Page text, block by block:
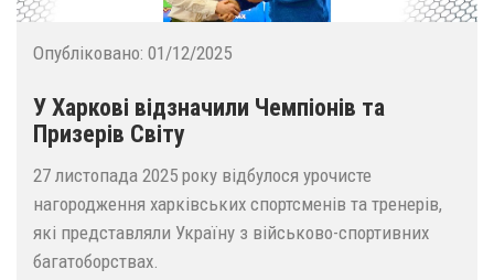
Опубліковано: 01/12/2025
У Харкові відзначили Чемпіонів та
Призерів Світу
27 листопада 2025 року відбулося урочисте
нагородження харківських спортсменів та тренерів,
які представляли Україну з військово-спортивних
багатоборствах.